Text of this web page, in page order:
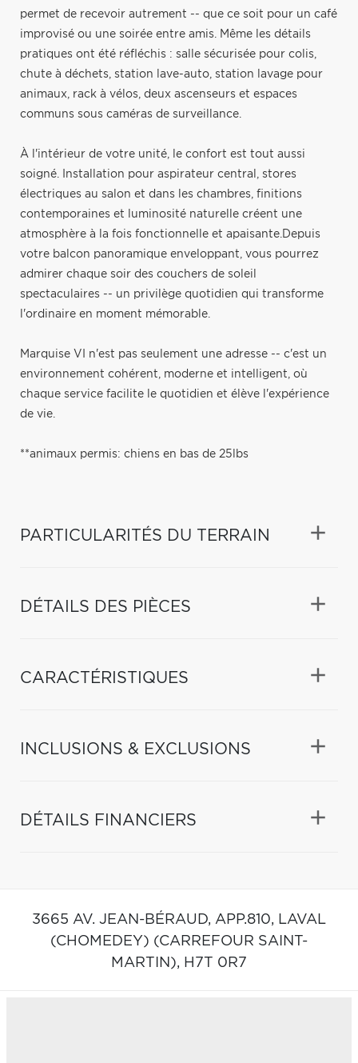
permet de recevoir autrement -- que ce soit pour un café
improvisé ou une soirée entre amis. Même les détails
pratiques ont été réfléchis : salle sécurisée pour colis,
chute à déchets, station lave-auto, station lavage pour
animaux, rack à vélos, deux ascenseurs et espaces
communs sous caméras de surveillance.
À l'intérieur de votre unité, le confort est tout aussi
soigné. Installation pour aspirateur central, stores
électriques au salon et dans les chambres, finitions
contemporaines et luminosité naturelle créent une
atmosphère à la fois fonctionnelle et apaisante.Depuis
votre balcon panoramique enveloppant, vous pourrez
admirer chaque soir des couchers de soleil
spectaculaires -- un privilège quotidien qui transforme
l'ordinaire en moment mémorable.
Marquise VI n'est pas seulement une adresse -- c'est un
environnement cohérent, moderne et intelligent, où
chaque service facilite le quotidien et élève l'expérience
de vie.
**animaux permis: chiens en bas de 25lbs
PARTICULARITÉS DU TERRAIN
DÉTAILS DES PIÈCES
CARACTÉRISTIQUES
INCLUSIONS & EXCLUSIONS
DÉTAILS FINANCIERS
3665 AV. JEAN-BÉRAUD, APP.810, LAVAL
(CHOMEDEY) (CARREFOUR SAINT-
MARTIN), H7T 0R7